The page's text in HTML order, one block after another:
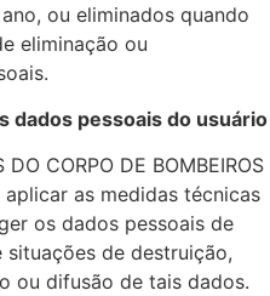
ou eliminados quando
eliminação ou
dados pessoais do usuário
CORPO DE BOMBEIROS
aplicar as medidas técnicas
os dados pessoais de
de destruição,
ou difusão de tais dados.